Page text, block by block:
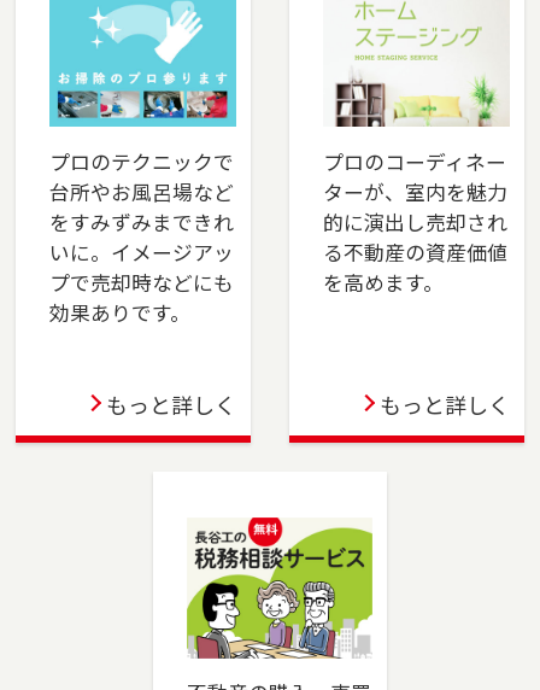
上大岡店をオープンしました。横浜市金沢区、
港南区・南区・磯子区（一部）、横須賀市、三
浦市でお住まいのご売却、 ご購入をご検討の方
は、是非ご相談ください。 フリーダイアル
2023-12-21
川崎店を移転しました。川崎市（川崎区・幸
区）、横浜市（鶴見区・港北区）でお住まいの
ご売却、ご購入をご検討の方は、是非ご相談く
ださい。フリーダイアル（0120-194-845）より
2023-10-06
成増店を移転しました。板橋区（一部）・練馬
ご購入をご検討の方は、是非ご相談ください。
フリーダイアル（0120-875-834）よりお気軽に
プロのテクニックで
台所やお風呂場など
をすみずみまできれ
いに。イメージアッ
プで売却時などにも
効果ありです。
もっと詳しく
プロのコーディネー
ターが、室内を魅力
的に演出し売却され
る不動産の資産価値
を高めます。
もっと詳しく